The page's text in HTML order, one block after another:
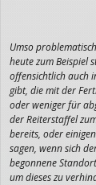
Umso
heute zum Beispiel
offensichtlich auch
gibt, die mit der
oder weniger für
der Reiterstaffel
bereits, oder
sagen, wenn sich
begonnene
um dieses zu